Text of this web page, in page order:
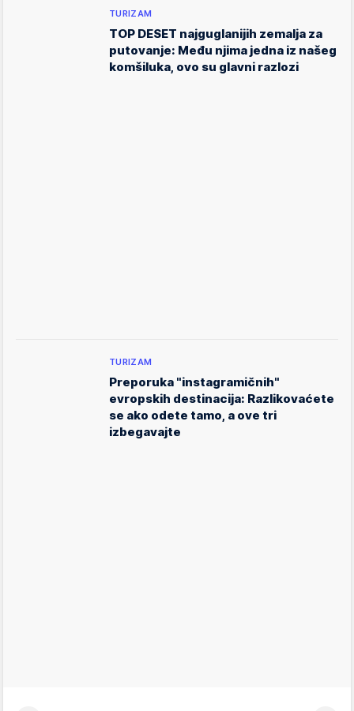
TURIZAM
TOP DESET najguglanijih zemalja za
putovanje: Među njima jedna iz našeg
komšiluka, ovo su glavni razlozi
TURIZAM
Preporuka "instagramičnih"
evropskih destinacija: Razlikovaćete
se ako odete tamo, a ove tri
izbegavajte